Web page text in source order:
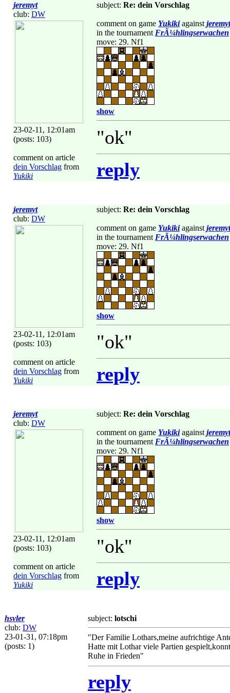
jeremyt
club: DW
23-02-11, 12:01am
(posts: 103)
comment on article
dein Vorschlag from
Yukiki
subject: Re: dein Vorschlag
comment on game Yukikiagainst jeremyt
in the tournament FrÃ¼hlingserwachen
move: 29. Nf1
show
"ok"
reply
jeremyt
club: DW
23-02-11, 12:01am
(posts: 103)
comment on article
dein Vorschlag from
Yukiki
subject: Re: dein Vorschlag
comment on game Yukikiagainst jeremyt
in the tournament FrÃ¼hlingserwachen
move: 29. Nf1
show
"ok"
reply
jeremyt
club: DW
23-02-11, 12:01am
(posts: 103)
comment on article
dein Vorschlag from
Yukiki
subject: Re: dein Vorschlag
comment on game Yukikiagainst jeremyt
in the tournament FrÃ¼hlingserwachen
move: 29. Nf1
show
"ok"
reply
hsvler
club: DW
23-01-31, 07:18pm
(posts: 1)
subject: lotschi
"Der Familie Lothars,meine aufrichtige
Hatte mit Lothar viele Partien
Ruhe in Frieden"
reply